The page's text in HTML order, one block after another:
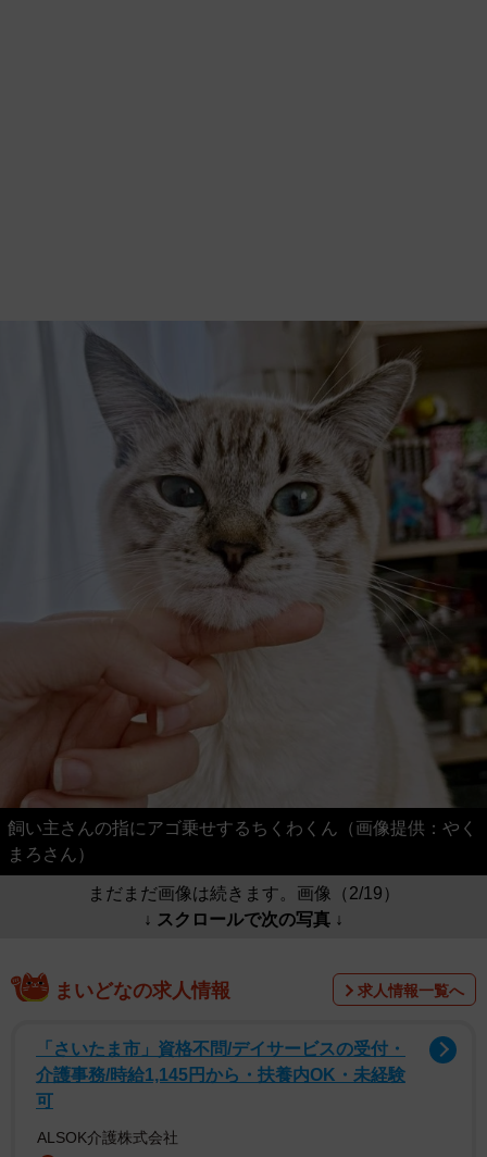
飼い主さんの指にアゴ乗せするちくわくん（画像提供：やく
まろさん）
まだまだ画像は続きます。画像（2/19）
↓ スクロールで次の写真 ↓
まいどなの求人情報 求人情報一覧へ
「さいたま市」資格不問/デイサービスの受付・
介護事務/時給1,145円から・扶養内OK・未経験
可
ALSOK介護株式会社